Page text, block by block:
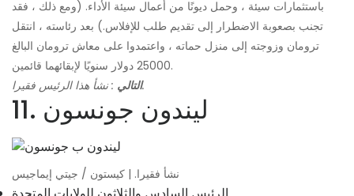
باستثمارات سيئة ، وحمل ديونًا من أعمال سيئة الأداء. (ومع ذلك ، فقد
تجنب بصعوبة الاضطرار إلى تقديم طلب للإفلاس.) بعد رئاسته ، انتقل
ترومان وزوجته إلى منزل حماته ، واعتمدوا على معاش ترومان البالغ
25000 دولار سنويًا لإبقائهما قائمين.
التالي: نشأ هذا الرئيس فقيرا.
11. ليندون جونسون
نشأ فقيرا. | كيستون / جيتي إيماجيس